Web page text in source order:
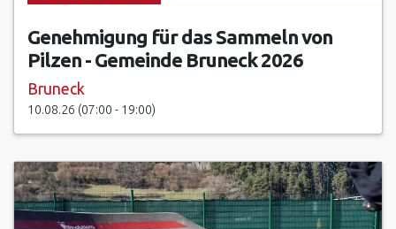
Genehmigung für das Sammeln von
Pilzen - Gemeinde Bruneck 2026
Bruneck
10.08.26 (07:00 - 19:00)